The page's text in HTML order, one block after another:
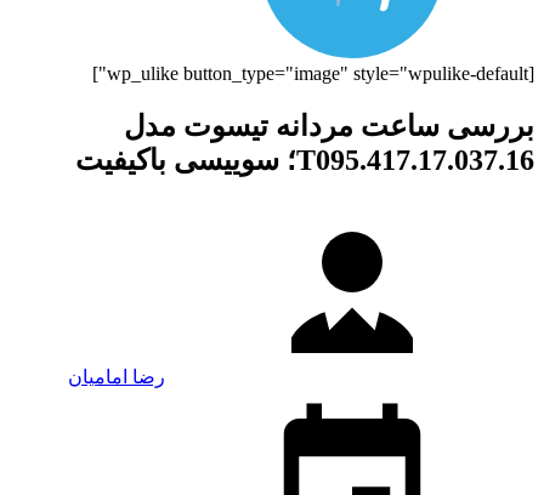
[wp_ulike button_type="image" style="wpulike-default"]
بررسی ساعت مردانه تیسوت مدل
T095.417.17.037.16؛ سوییسی باکیفیت
رضا امامیان